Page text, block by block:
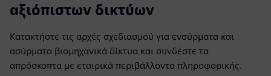
αξιόπιστων δικτύων
Κατακτήστε τις αρχές σχεδιασμού για ενσύρματα και
ασύρματα βιομηχανικά δίκτυα και συνδέστε τα
απρόσκοπτα με εταιρικά περιβάλλοντα πληροφορικής.